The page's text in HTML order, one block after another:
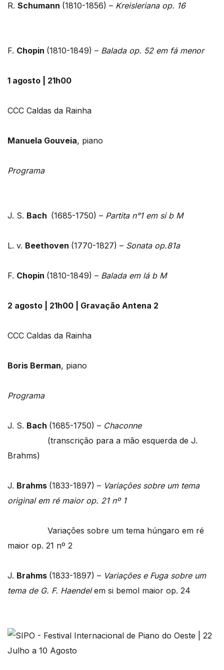
R. Schumann (1810-1856) – Kreisleriana op. 16
F. Chopin (1810-1849) – Balada op. 52 em fá menor
1 agosto | 21h00
CCC Caldas da Rainha
Manuela Gouveia, piano
Programa
J. S. Bach (1685-1750) – Partita n°1 em si b M
L. v. Beethoven (1770-1827) – Sonata op.81a
F. Chopin (1810-1849) – Balada em lá b M
2 agosto | 21h00 | Gravação Antena 2
CCC Caldas da Rainha
Boris Berman, piano
Programa
J. S. Bach (1685-1750) – Chaconne
(transcrição para a mão esquerda de J.
Brahms)
J. Brahms (1833-1897) – Variações sobre um tema
original em ré maior op. 21 nº 1
Variações sobre um tema húngaro em ré
maior op. 21 nº 2
J. Brahms (1833-1897) – Variações e Fuga sobre um
tema de G. F. Haendelem si bemol maior op. 24